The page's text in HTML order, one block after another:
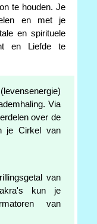
te houden. Je
en met je
en spirituele
en Liefde te
Via
over de
je Cirkel van
van
kun je
van